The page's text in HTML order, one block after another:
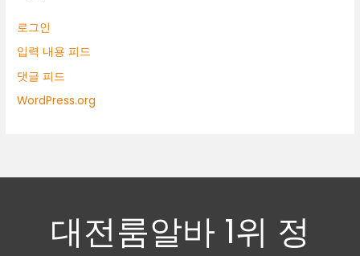
로그인
입력 내용 피드
댓글 피드
WordPress.org
대전룸알바 1위 정